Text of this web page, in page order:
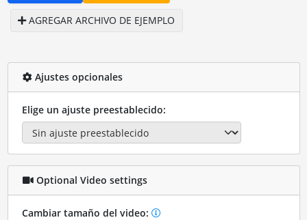
AGREGAR ARCHIVO DE EJEMPLO
Ajustes opcionales
Elige un ajuste preestablecido:
Optional Video settings
Cambiar tamaño del video: